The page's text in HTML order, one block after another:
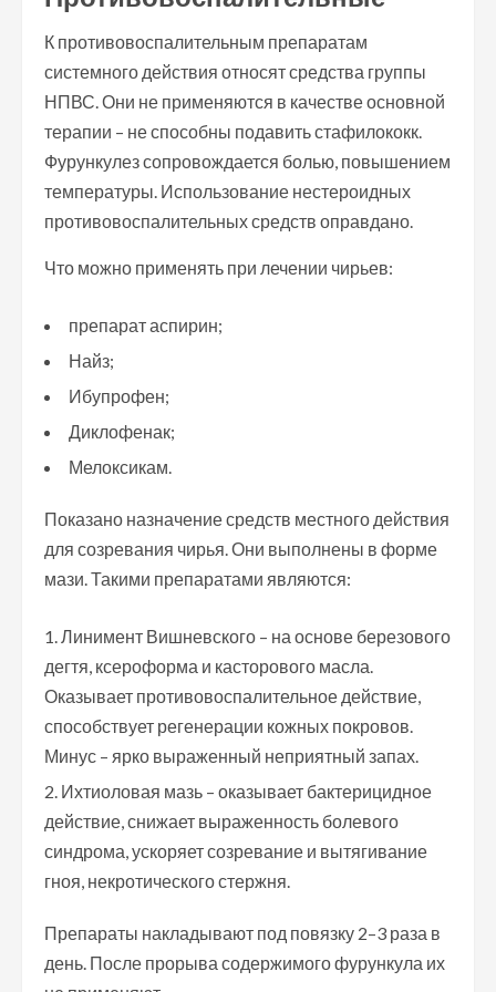
К противовоспалительным препаратам
системного действия относят средства группы
НПВС. Они не применяются в качестве основной
терапии – не способны подавить стафилококк.
Фурункулез сопровождается болью, повышением
температуры. Использование нестероидных
противовоспалительных средств оправдано.
Что можно применять при лечении чирьев:
препарат аспирин;
Найз;
Ибупрофен;
Диклофенак;
Мелоксикам.
Показано назначение средств местного действия
для созревания чирья. Они выполнены в форме
мази. Такими препаратами являются:
Линимент Вишневского – на основе березового
дегтя, ксероформа и касторового масла.
Оказывает противовоспалительное действие,
способствует регенерации кожных покровов.
Минус – ярко выраженный неприятный запах.
Ихтиоловая мазь – оказывает бактерицидное
действие, снижает выраженность болевого
синдрома, ускоряет созревание и вытягивание
гноя, некротического стержня.
Препараты накладывают под повязку 2–3 раза в
день. После прорыва содержимого фурункула их